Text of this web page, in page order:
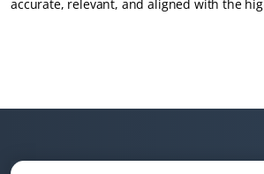
accurate, relevant, and aligned with the